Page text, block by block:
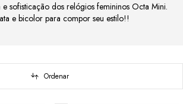
sofisticação dos relógios femininos Octa Mini.
e bicolor para compor seu estilo!!
Ordenar